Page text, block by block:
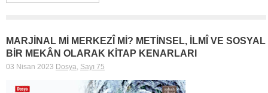
MARJİNAL Mİ MERKEZÎ Mİ? METİNSEL, İLMÎ VE SOSYAL
BİR MEKÂN OLARAK KİTAP KENARLARI
03 Nisan 2023 Dosya, Sayı 75